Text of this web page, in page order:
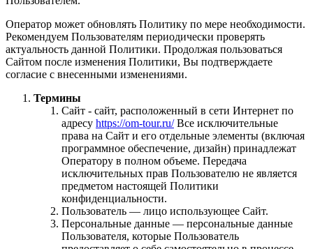
Оператор может обновлять Политику по мере необходимости.
Рекомендуем Пользователям периодически проверять
актуальность данной Политики. Продолжая пользоваться
Сайтом после изменения Политики, Вы подтверждаете
согласие с внесенными изменениями.
Термины
Сайт - сайт, расположенный в сети Интернет по
адресу https://om-tour.ru/Все исключительные
права на Сайт и его отдельные элементы (включая
программное обеспечение, дизайн) принадлежат
Оператору в полном объеме. Передача
исключительных прав Пользователю не является
предметом настоящей Политики
конфиденциальности.
Пользователь — лицо использующее Сайт.
Персональные данные — персональные данные
Пользователя, которые Пользователь